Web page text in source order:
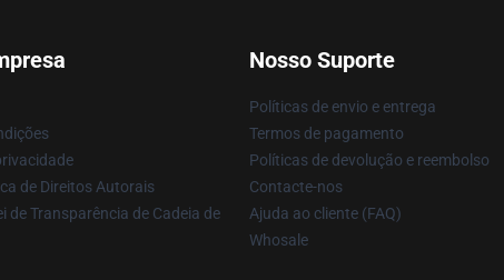
de Direitos Autorais
de Transparência de Cadeia de
Nosso Suporte
Políticas de envio e entrega
Termos de pagamento
Políticas de devolução e reembolso
Contacte-nos
Ajuda ao cliente (FAQ)
Whosale